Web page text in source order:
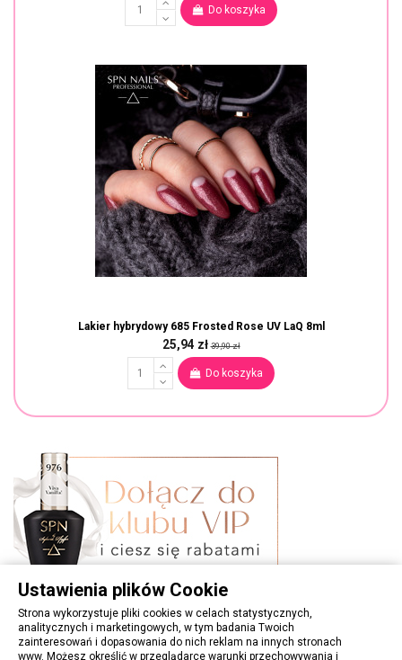
Do koszyka
Lakier hybrydowy 685 Frosted Rose UV LaQ 8ml
25,94 zł39,90 zł
Do koszyka
Ustawienia plików Cookie
Strona wykorzystuje pliki cookies w celach statystycznych,
analitycznych i marketingowych, w tym badania Twoich
zainteresowań i dopasowania do nich reklam na innych stronach
www. Możesz określić w przeglądarce warunki przechowywania i